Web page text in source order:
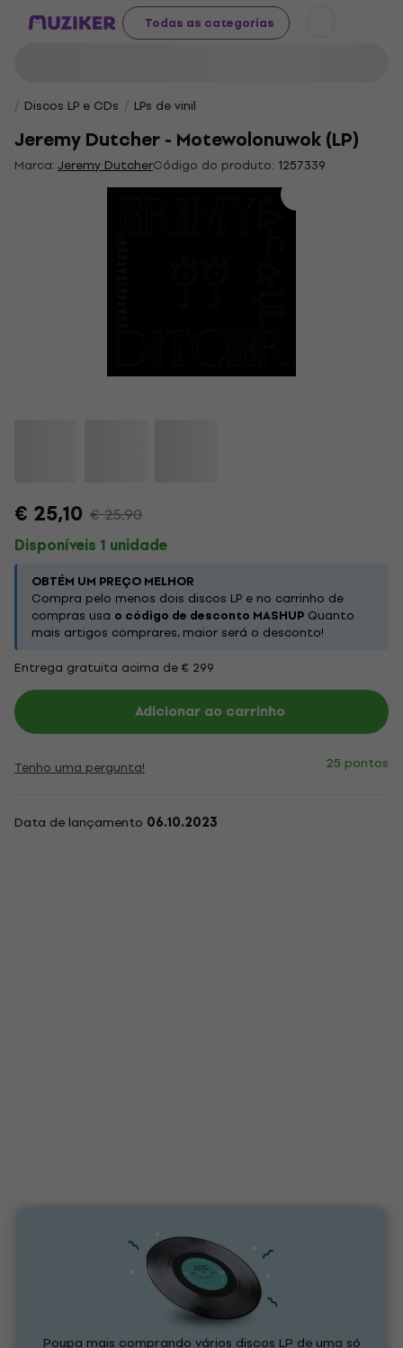
Todas as categorias
Discos LP e CDs LPs de vinil
Jeremy Dutcher - Motewolonuwok (LP)
Marca:Jeremy DutcherCódigo do produto: 1257339
€ 25,10 € 25,90
Disponíveis 1 unidade
OBTÉM UM PREÇO MELHOR
Compra pelo menos dois discos LP e no carrinho de
compras usa o código de desconto MASHUP Quanto
mais artigos comprares, maior será o desconto!
Entrega gratuita acima de € 299
Adicionar ao carrinho
Tenho uma pergunta! 25 pontos
Data de lançamento 06.10.2023
Poupa mais comprando vários discos LP de uma só